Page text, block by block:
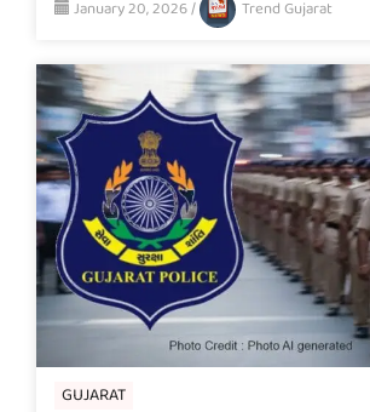
January 20, 2026/ Trend Gujarat
GUJARAT